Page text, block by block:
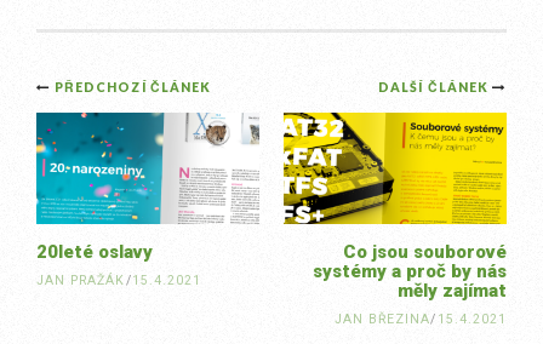
Post
navigation
DALŠÍ ČLÁNEK
Co jsou souborové
systémy a proč by nás
měly zajímat
JAN BŘEZINA/ 15.4.2021
PŘEDCHOZÍ ČLÁNEK
20leté oslavy
JAN PRAŽÁK/15.4.2021